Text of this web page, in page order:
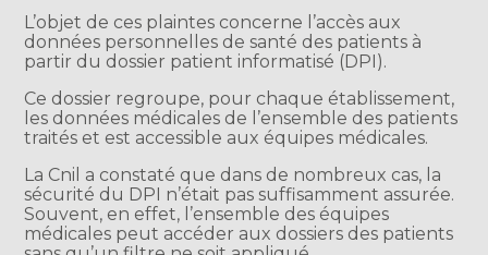
L’objet de ces plaintes concerne l’accès aux
données personnelles de santé des patients à
partir du dossier patient informatisé (DPI).
Ce dossier regroupe, pour chaque établissement,
les données médicales de l’ensemble des patients
traités et est accessible aux équipes médicales.
La Cnil a constaté que dans de nombreux cas, la
sécurité du DPI n’était pas suffisamment assurée.
Souvent, en effet, l’ensemble des équipes
médicales peut accéder aux dossiers des patients